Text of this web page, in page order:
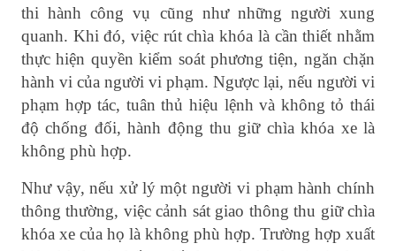
thi hành công vụ cũng như những người xung
quanh. Khi đó, việc rút chìa khóa là cần thiết nhằm
thực hiện quyền kiểm soát phương tiện, ngăn chặn
hành vi của người vi phạm. Ngược lại, nếu người vi
phạm hợp tác, tuân thủ hiệu lệnh và không tỏ thái
độ chống đối, hành động thu giữ chìa khóa xe là
không phù hợp.
Như vậy, nếu xử lý một người vi phạm hành chính
thông thường, việc cảnh sát giao thông thu giữ chìa
khóa xe của họ là không phù hợp. Trường hợp xuất